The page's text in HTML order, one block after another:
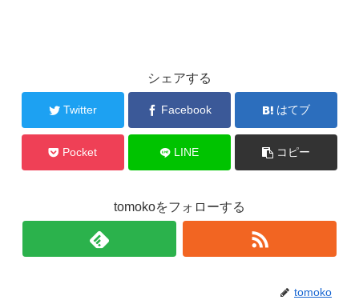
シェアする
Twitter Facebook はてブ
Pocket LINE コピー
tomokoをフォローする
tomoko